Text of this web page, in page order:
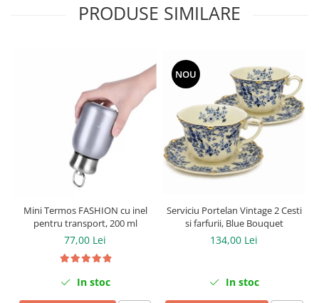
PRODUSE SIMILARE
Mini Termos FASHION cu inel
pentru transport, 200 ml
77,00 Lei
In stoc
NOU
Serviciu Portelan Vintage 2 Cesti
si farfurii, Blue Bouquet
134,00 Lei
In stoc